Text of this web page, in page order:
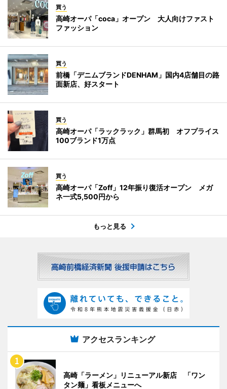
買う
高崎オーパ「coca」オープン 大人向けファスト
ファッション
買う
前橋「デニムブランドDENHAM」国内4店舗目の路
面新店、好スタート
買う
高崎オーパ「ラックラック」群馬初 オフプライス
100ブランド1万点
買う
高崎オーパ「Zoff」12年振り復活オープン メガ
ネ一式5,500円から
もっと見る
アクセスランキング
高崎「ラーメン」リニューアル新店 「ワン
タン麺」看板メニューへ